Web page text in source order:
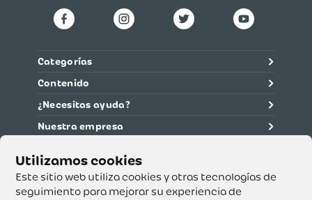
Este sitio web utiliza cookies y otras tecnologías de
seguimiento para mejorar su experiencia de
Categorías
Contenido
¿Necesitas ayuda?
Nuestra empresa